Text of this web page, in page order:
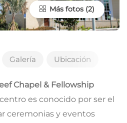
Más fotos
Galería Ubicación
Chapel & Fellowship
es conocido por ser el
ceremonias y eventos